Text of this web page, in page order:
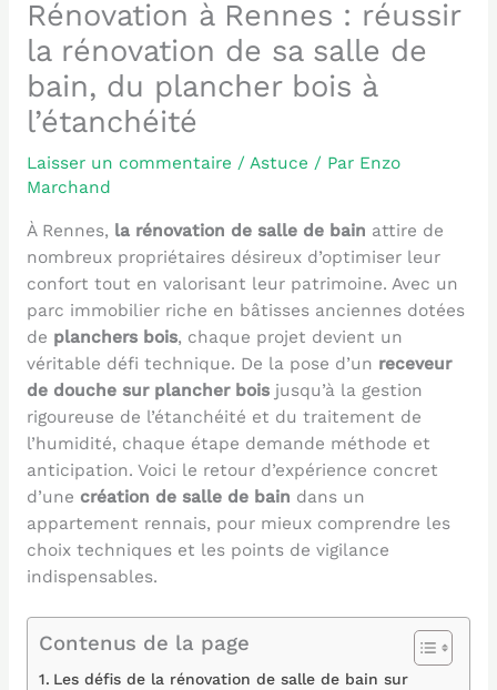
Rénovation à Rennes : réussir
la rénovation de sa salle de
bain, du plancher bois à
l’étanchéité
Laisser un commentaire / Astuce / Par Enzo
Marchand
À Rennes, la rénovation de salle de bain attire de
nombreux propriétaires désireux d’optimiser leur
confort tout en valorisant leur patrimoine. Avec un
parc immobilier riche en bâtisses anciennes dotées
de planchers bois, chaque projet devient un
véritable défi technique. De la pose d’un receveur
de douche sur plancher boisjusqu’à la gestion
rigoureuse de l’étanchéité et du traitement de
l’humidité, chaque étape demande méthode et
anticipation. Voici le retour d’expérience concret
d’une création de salle de bain dans un
appartement rennais, pour mieux comprendre les
choix techniques et les points de vigilance
indispensables.
Contenus de la page
Les défis de la rénovation de salle de bain sur